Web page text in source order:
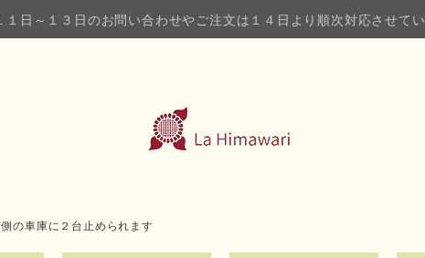
１日～１３日のお問い合わせやご注文は１４日より順次対応させて
車庫に２台止められます